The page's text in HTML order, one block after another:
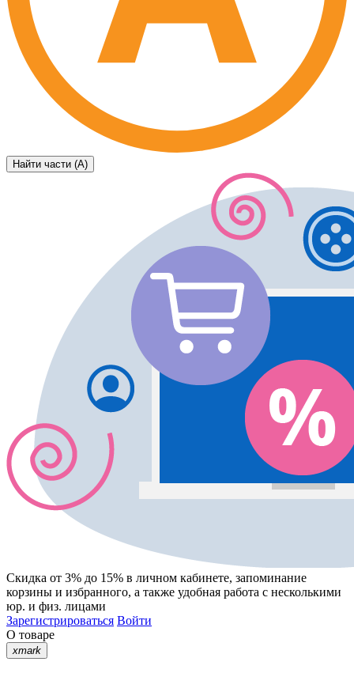
Найти части (А)
Скидка от 3% до 15% в личном кабинете, запоминание
корзины и избранного, а также удобная работа с несколькими
юр. и физ. лицами
Зарегистрироваться Войти
О товаре
xmark